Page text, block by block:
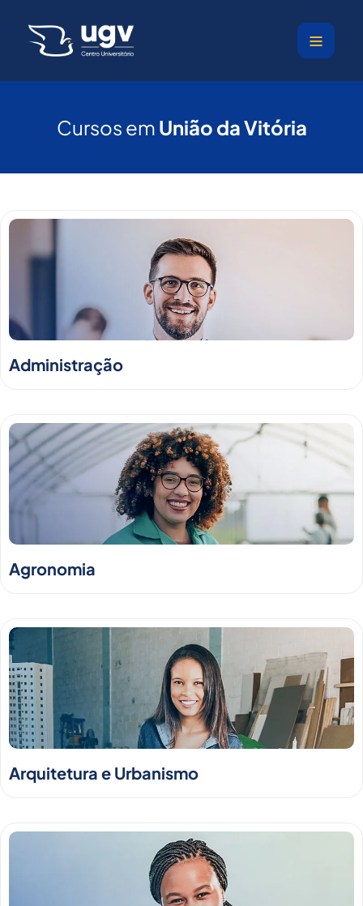
Cursos em União da Vitória
Administração
Agronomia
Arquitetura e Urbanismo